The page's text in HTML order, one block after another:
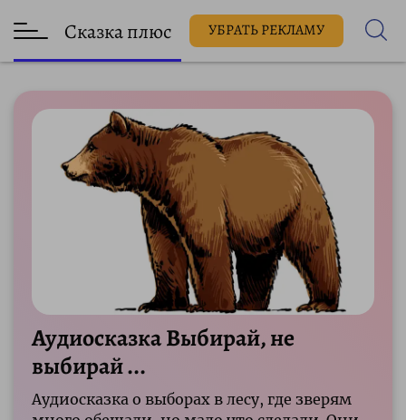
Сказка плюс УБРАТЬ РЕКЛАМУ
Аудиосказка Выбирай, не
выбирай ...
Аудиосказка о выборах в лесу, где зверям